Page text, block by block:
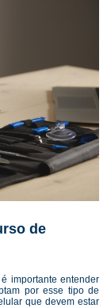
de
importante entender
por esse tipo de
que devem estar